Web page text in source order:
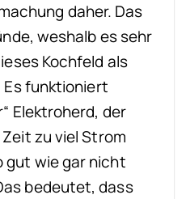
daher. Das
weshalb es sehr
Kochfeld als
funktioniert
Elektroherd, der
zu viel Strom
gut wie gar nicht
bedeutet, dass